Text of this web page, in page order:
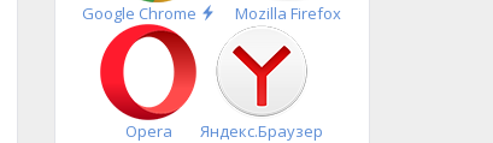
Google Chrome
Быстрая
установка
Mozilla Firefox
Opera Яндекс.Браузер